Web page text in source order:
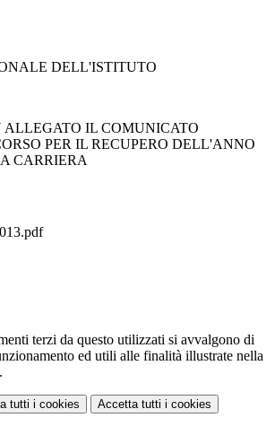
DELL'ISTITUTO
ALLEGATO IL COMUNICATO
PER IL RECUPERO DELL'ANNO
CARRIERA
terzi da questo utilizzati si avvalgono di
ed utili alle finalità illustrate nella
.
tutti i cookies Accetta tutti i cookies